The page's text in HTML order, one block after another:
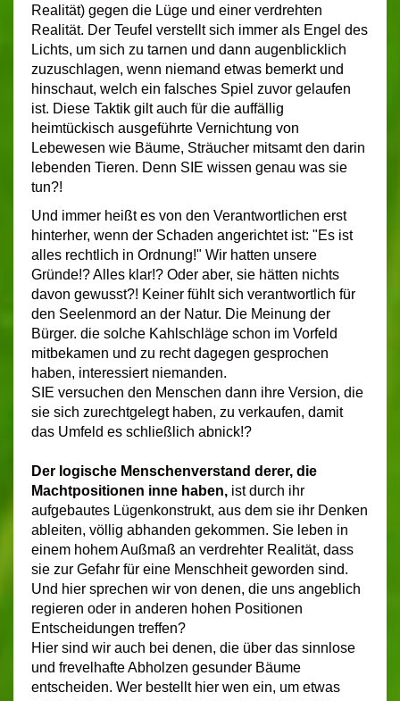
Realität) gegen die Lüge und einer verdrehten
Realität. Der Teufel verstellt sich immer als Engel des
Lichts, um sich zu tarnen und dann augenblicklich
zuzuschlagen, wenn niemand etwas bemerkt und
hinschaut, welch ein falsches Spiel zuvor gelaufen
ist. Diese Taktik gilt auch für die auffällig
heimtückisch ausgeführte Vernichtung von
Lebewesen wie Bäume, Sträucher mitsamt den darin
lebenden Tieren. Denn SIE wissen genau was sie
tun?!
Und immer heißt es von den Verantwortlichen erst
hinterher, wenn der Schaden angerichtet ist: "Es ist
alles rechtlich in Ordnung!" Wir hatten unsere
Gründe!? Alles klar!? Oder aber, sie hätten nichts
davon gewusst?! Keiner fühlt sich verantwortlich für
den Seelenmord an der Natur. Die Meinung der
Bürger. die solche Kahlschläge schon im Vorfeld
mitbekamen und zu recht dagegen gesprochen
haben, interessiert niemanden.
SIE versuchen den Menschen dann ihre Version, die
sie sich zurechtgelegt haben, zu verkaufen, damit
das Umfeld es schließlich abnick!?
Der logische Menschenverstand derer, die
Machtpositionen inne haben, ist durch ihr
aufgebautes Lügenkonstrukt, aus dem sie ihr Denken
ableiten, völlig abhanden gekommen. Sie leben in
einem hohem Außmaß an verdrehter Realität, dass
sie zur Gefahr für eine Menschheit geworden sind.
Und hier sprechen wir von denen, die uns angeblich
regieren oder in anderen hohen Positionen
Entscheidungen treffen?
Hier sind wir auch bei denen, die über das sinnlose
und frevelhafte Abholzen gesunder Bäume
entscheiden. Wer bestellt hier wen ein, um etwas